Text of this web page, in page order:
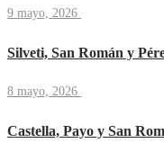
9 mayo, 2026
Silveti, San Román y
8 mayo, 2026
Castella, Payo y San